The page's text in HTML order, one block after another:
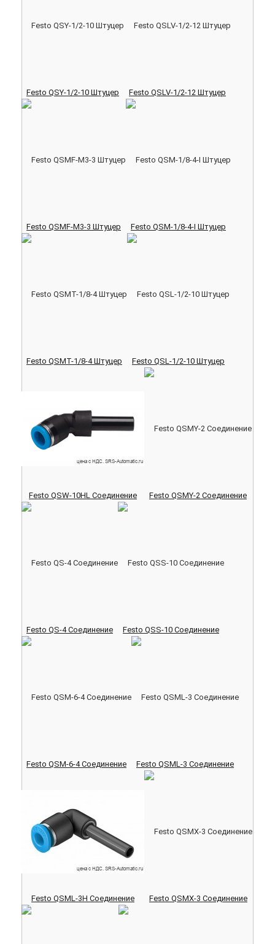
Festo QSY-1/2-10 Штуцер Festo QSLV-1/2-12 Штуцер
Festo QSMF-M3-3 Штуцер Festo QSM-1/8-4-I Штуцер
Festo QSMT-1/8-4 Штуцер Festo QSL-1/2-10 Штуцер
Festo QSW-10HL Соединение Festo QSMY-2 Соединение
Festo QS-4 Соединение Festo QSS-10 Соединение
Festo QSM-6-4 Соединение Festo QSML-3 Соединение
Festo QSML-3H Соединение Festo QSMX-3 Соединение